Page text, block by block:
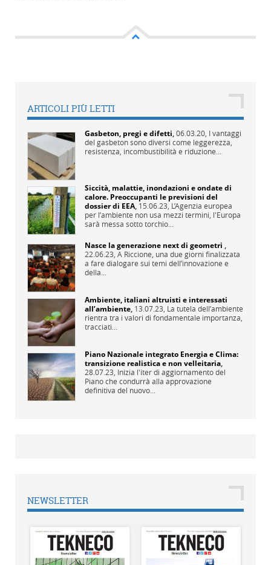
ARTICOLI PIÙ LETTI
Gasbeton, pregi e difetti,06.03.20, I vantaggi
del gasbeton sono diversi come leggerezza,
resistenza, incombustibilità e riduzione...
Siccità, malattie, inondazioni e ondate di
calore. Preoccupanti le previsioni del
dossier di EEA, 15.06.23, L’Agenzia europea
per l’ambiente non usa mezzi termini, l'Europa
sarà messa sotto torchio...
Nasce la generazione next di geometri ,
22.06.23, A Riccione, una due giorni finalizzata
a fare dialogare sui temi dell’innovazione e
della...
Ambiente, italiani altruisti e interessati
all’ambiente, 13.07.23, La tutela dell’ambiente
rientra tra i valori di fondamentale importanza,
tracciati...
Piano Nazionale integrato Energia e Clima:
transizione realistica e non velleitaria,
28.07.23, Inizia l'iter di aggiornamento del
Piano che condurrà alla approvazione
definitiva del nuovo...
NEWSLETTER